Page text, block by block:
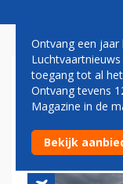
VOOR
AIRPORT
Ontvang een
toegang tot al
Ontvang tevens
Magazine in de
Bekijk